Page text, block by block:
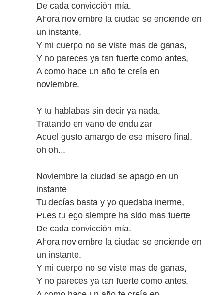
De cada convicción mía.
Ahora noviembre la ciudad se enciende en
un instante,
Y mi cuerpo no se viste mas de ganas,
Y no pareces ya tan fuerte como antes,
A como hace un año te creía en
noviembre.
Y tu hablabas sin decir ya nada,
Tratando en vano de endulzar
Aquel gusto amargo de ese misero final,
oh oh...
Noviembre la ciudad se apago en un
instante
Tu decías basta y yo quedaba inerme,
Pues tu ego siempre ha sido mas fuerte
De cada convicción mía.
Ahora noviembre la ciudad se enciende en
un instante,
Y mi cuerpo no se viste mas de ganas,
Y no pareces ya tan fuerte como antes,